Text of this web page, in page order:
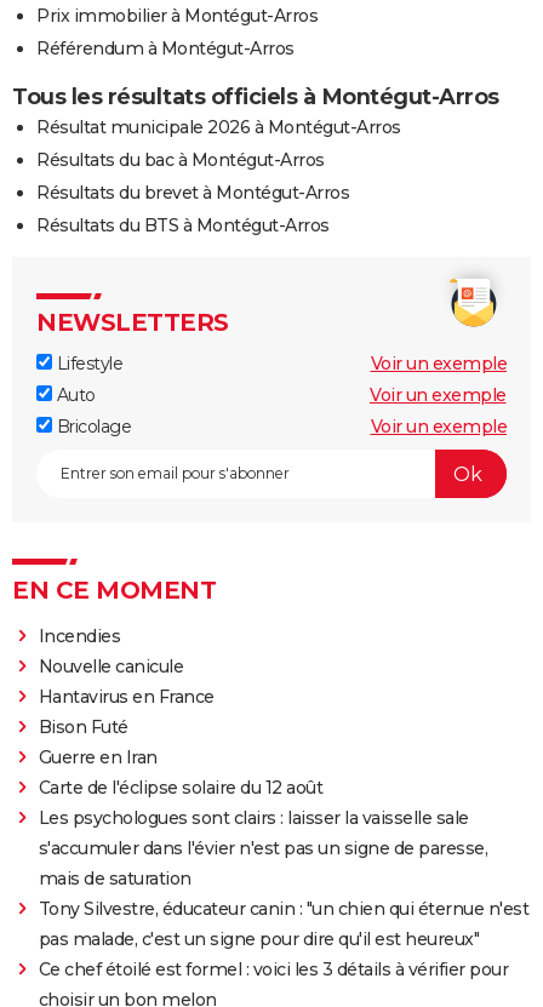
Prix immobilier à Montégut-Arros
Référendum à Montégut-Arros
Tous les résultats officiels à Montégut-Arros
Résultat municipale 2026 à Montégut-Arros
Résultats du bac à Montégut-Arros
Résultats du brevet à Montégut-Arros
Résultats du BTS à Montégut-Arros
NEWSLETTERS
Lifestyle
Voir un exemple
Auto
Voir un exemple
Bricolage
Voir un exemple
EN CE MOMENT
Incendies
Nouvelle canicule
Hantavirus en France
Bison Futé
Guerre en Iran
Carte de l'éclipse solaire du 12 août
Les psychologues sont clairs : laisser la vaisselle sale
s'accumuler dans l'évier n'est pas un signe de paresse,
mais de saturation
Tony Silvestre, éducateur canin : "un chien qui éternue n'est
pas malade, c'est un signe pour dire qu'il est heureux"
Ce chef étoilé est formel : voici les 3 détails à vérifier pour
choisir un bon melon